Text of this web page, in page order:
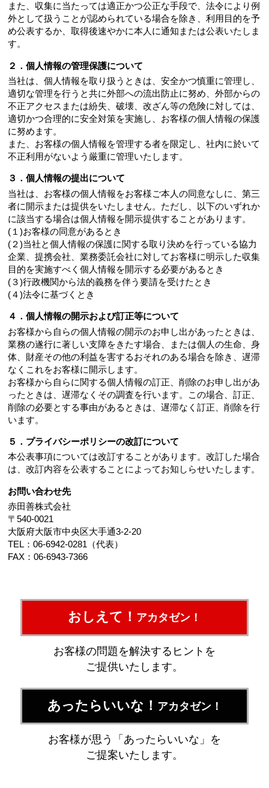
また、収集に当たっては適正かつ公正な手段で、法令により例
外として扱うことが認められている場合を除き、利用目的を予
め公表するか、取得後速やかに本人に通知または公表いたしま
す。
２．個人情報の管理保護について
当社は、個人情報を取り扱うときは、安全かつ慎重に管理し、
適切な管理を行うと共に外部への流出防止に努め、外部からの
不正アクセスまたは紛失、破壊、改ざん等の危険に対しては、
適切かつ合理的に安全対策を実施し、お客様の個人情報の保護
に努めます。
また、お客様の個人情報を管理する者を限定し、社内に於いて
不正利用がないよう厳重に管理いたします。
３．個人情報の提出について
当社は、お客様の個人情報をお客様ご本人の同意なしに、第三
者に開示または提供をいたしません。ただし、以下のいずれか
に該当する場合は個人情報を開示提供することがあります。
(１)お客様の同意があるとき
(２)当社と個人情報の保護に関する取り決めを行っている協力
企業、提携会社、業務委託会社に対してお客様に明示した収集
目的を実施すべく個人情報を開示する必要があるとき
(３)行政機関から法的義務を伴う要請を受けたとき
(４)法令に基づくとき
４．個人情報の開示および訂正等について
お客様から自らの個人情報の開示のお申し出があったときは、
業務の遂行に著しい支障をきたす場合、または個人の生命、身
体、財産その他の利益を害するおそれのある場合を除き、遅滞
なくこれをお客様に開示します。
お客様から自らに関する個人情報の訂正、削除のお申し出があ
ったときは、遅滞なくその調査を行います。この場合、訂正、
削除の必要とする事由があるときは、遅滞なく訂正、削除を行
います。
５．プライバシーポリシーの改訂について
本公表事項については改訂することがあります。改訂した場合
は、改訂内容を公表することによってお知しらせいたします。
お問い合わせ先
赤田善株式会社
〒540-0021
大阪府大阪市中央区大手通3-2-20
TEL：06-6942-0281（代表）
FAX：06-6943-7366
おしえて！ アカタゼン！
お客様の問題を解決するヒントを
ご提供いたします。
あったらいいな！ アカタゼン！
お客様が思う「あったらいいな」を
ご提案いたします。